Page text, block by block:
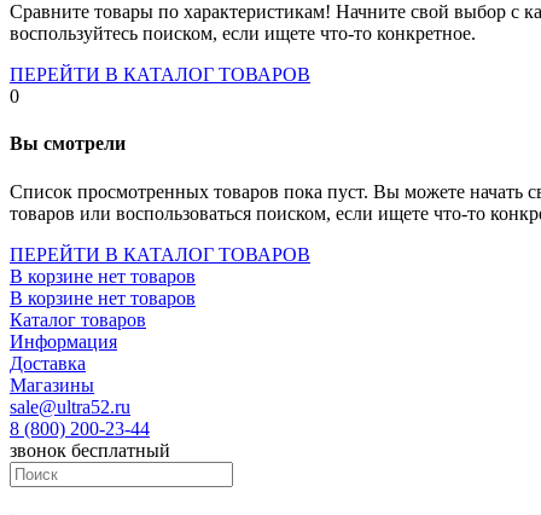
Socket-2066
Socket-775
Socket-fm2
Socket-am4
Socket- intel s1151
Socket- intel s2066
Socket- intel s1700
Сравните товары по характеристикам! Начните свой выбор с
воспользуйтесь поиском, если ищете что-то конкретное.
ПЕРЕЙТИ В КАТАЛОГ ТОВАРОВ
0
Вы смотрели
Список просмотренных товаров пока пуст. Вы можете начать
товаров или воспользоваться поиском, если ищете что-то
ПЕРЕЙТИ В КАТАЛОГ ТОВАРОВ
В корзине нет товаров
В корзине нет товаров
Каталог товаров
Информация
Доставка
Магазины
sale@ultra52.ru
8 (800) 200-23-44
звонок бесплатный